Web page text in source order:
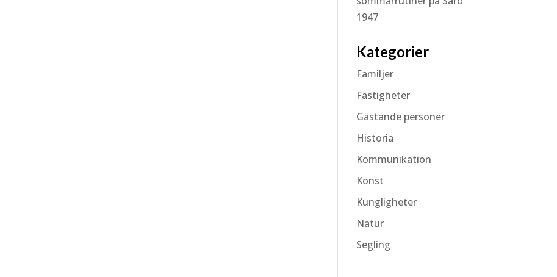
1947
Kategorier
Familjer
Fastigheter
Gästande personer
Historia
Kommunikation
Konst
Kungligheter
Natur
Segling